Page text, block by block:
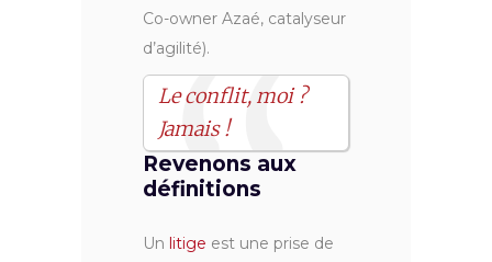
Co-owner Azaé, catalyseur
d’agilité).
Le conflit, moi ?
Jamais !
Revenons aux
définitions
Un litige est une prise de